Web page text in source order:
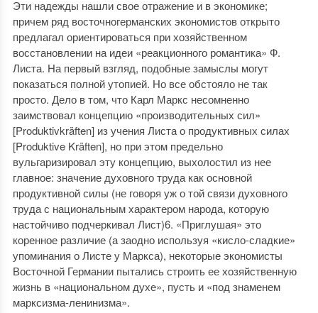
Эти надежды нашли свое отражение и в экономике;
причем ряд восточногерманских экономистов открыто
предлагал ориентироваться при хозяйственном
восстановлении на идеи «реакционного романтика» Ф.
Листа. На первый взгляд, подобные замыслы могут
показаться полной утопией. Но все обстояло не так
просто. Дело в том, что Карл Маркс несомненно
заимствовал концепцию «производительных сил»
[Produktivkräften] из учения Листа о продуктивных силах
[Produktive Kräften], но при этом предельно
вульгаризировал эту концепцию, выхолостил из нее
главное: значение духовного труда как основной
продуктивной силы (не говоря уж о той связи духовного
труда с национальным характером народа, которую
настойчиво подчеркивал Лист)6. «Приглушая» это
коренное различие (а заодно используя «кисло-сладкие»
упоминания о Листе у Маркса), некоторые экономисты
Восточной Германии пытались строить ее хозяйственную
жизнь в «национальном духе», пусть и «под знаменем
марксизма-ленинизма».